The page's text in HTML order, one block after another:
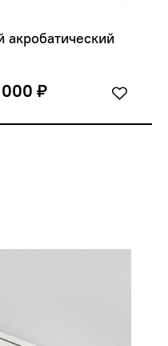
акробатический
000 ₽